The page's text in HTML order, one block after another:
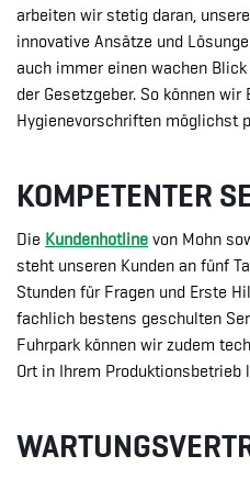
arbeiten wir stetig daran,
innovative Ansätze und
auch immer einen wachen
der Gesetzgeber. So können
Hygienevorschriften möglichst
KOMPETENTER
Die Kundenhotline von Mohn
steht unseren Kunden an fünf
Stunden für Fragen und Erste
fachlich bestens geschulten
Fuhrpark können wir zudem
Ort in Ihrem Produktionsbetrieb